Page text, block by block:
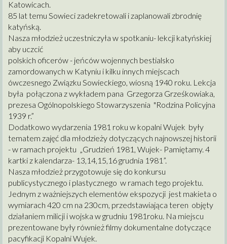
Katowicach.
85 lat temu Sowieci zadekretowali i zaplanowali zbrodnię
katyńską.
Nasza młodzież uczestniczyła w spotkaniu- lekcji katyńskiej
aby uczcić
polskich oficerów - jeńców wojennych bestialsko
zamordowanych w Katyniu i kilku innych miejscach
ówczesnego Związku Sowieckiego, wiosną 1940 roku. Lekcja
była połączona z wykładem pana Grzegorza Grześkowiaka,
prezesa Ogólnopolskiego Stowarzyszenia "Rodzina Policyjna
1939 r.”
Dodatkowo wydarzenia 1981 roku w kopalni Wujek były
tematem zajęć dla młodzieży dotyczących najnowszej historii
- w ramach projektu „Grudzień 1981, Wujek- Pamiętamy. 4
kartki z kalendarza- 13,14,15,16 grudnia 1981”.
Nasza młodzież przygotowuje się do konkursu
publicystycznego i plastycznego w ramach tego projektu.
Jednym z ważniejszych elementów ekspozycji jest makieta o
wymiarach 420 cm na 230cm, przedstawiająca teren objęty
działaniem milicji i wojska w grudniu 1981roku. Na miejscu
prezentowane były również filmy dokumentalne dotyczące
pacyfikacji Kopalni Wujek.